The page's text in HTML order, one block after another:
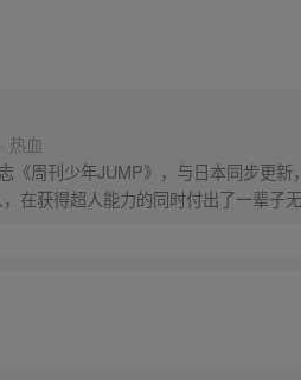
热血
《周刊少年JUMP》，与日本同步更
在获得超人能力的同时付出了一辈